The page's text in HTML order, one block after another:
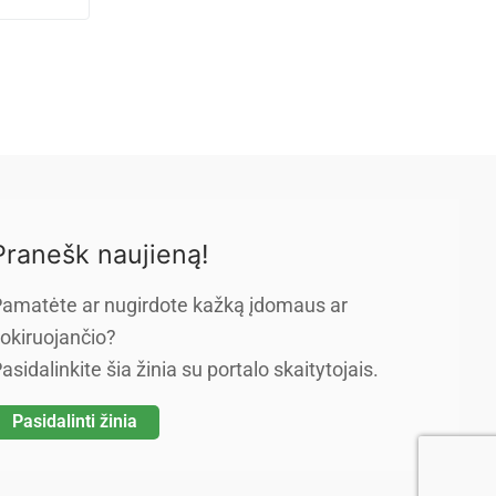
naujieną!
ar nugirdote kažką įdomaus ar
šia žinia su portalo skaitytojais.
Pasidalinti žinia